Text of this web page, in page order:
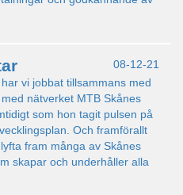
08-12-21
vi jobbat tillsammans med
nätverket MTB Skånes
som hon tagit pulsen på
Och framförallt
fram många av Skånes
skapar och underhåller alla